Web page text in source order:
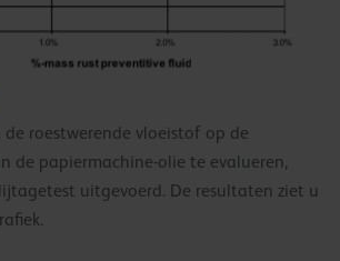
de roestwerende vloeistof op de
de papiermachine-olie te evalueren,
uitgevoerd. De resultaten ziet u